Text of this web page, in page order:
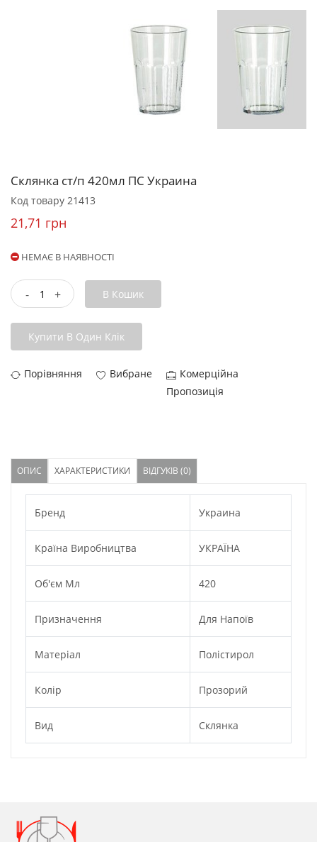
Склянка ст/п 420мл ПС Украина
Код товару 21413
21,71 грн
НЕМАЄ В НАЯВНОСТІ
- + В Кошик
Купити В Один Клік
Порівняння Вибране
Комерційна
Пропозиція
ОПИС ХАРАКТЕРИСТИКИ ВІДГУКІВ (0)
Бренд Украина
Країна Виробництва УКРАЇНА
Об'єм Мл 420
Призначення Для Напоїв
Матеріал Полістирол
Колір Прозорий
Вид Склянка